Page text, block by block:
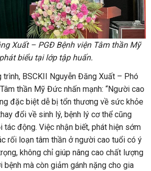
Xuất – PGĐ Bệnh viện Tâm thần Mỹ
biểu tại lớp tập huấn.
trình, BSCKII Nguyễn Đăng Xuất – Phó
thần Mỹ Đức nhấn mạnh: “Người cao
đặc biệt dễ bị tổn thương về sức khỏe
đổi về sinh lý, bệnh lý cơ thể cũng
tác động. Việc nhận biết, phát hiện sớm
rối loạn tâm thần ở người cao tuổi có ý
không chỉ giúp nâng cao chất lượng
mà còn giảm gánh nặng cho gia